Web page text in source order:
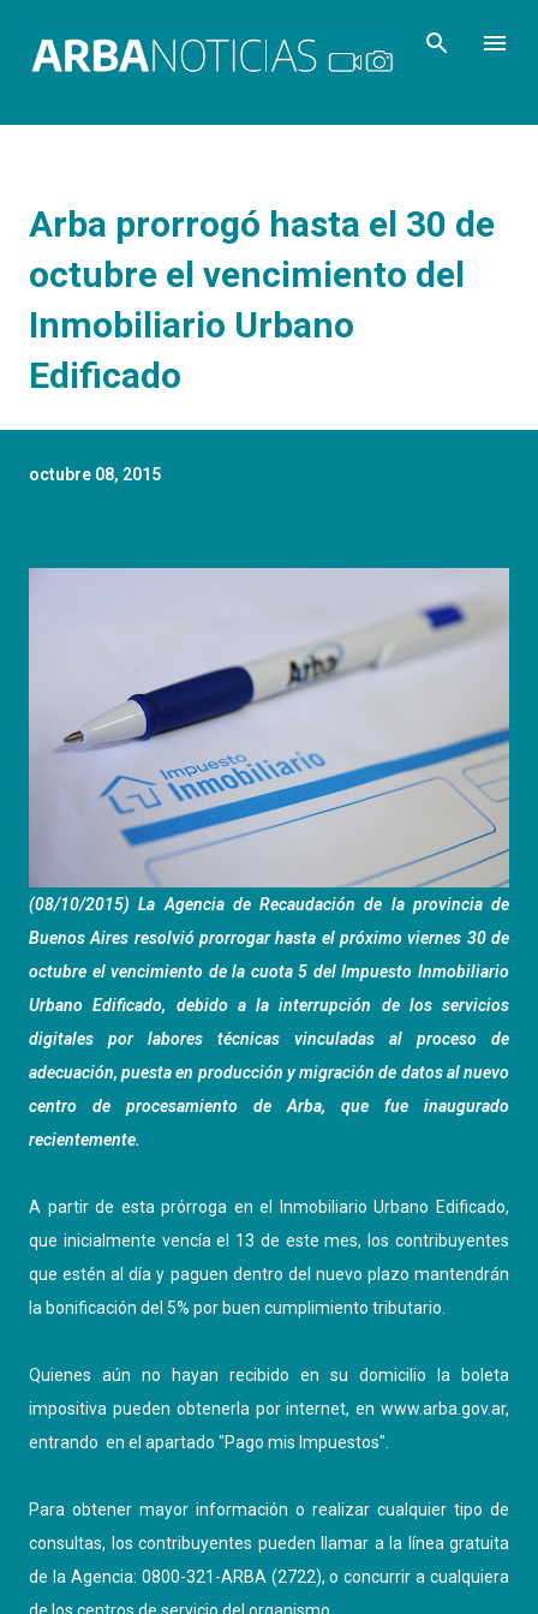
Arba prorrogó hasta el 30 de
octubre el vencimiento del
Inmobiliario Urbano
Edificado
octubre 08, 2015
(08/10/2015) La Agencia de Recaudación de la provincia de
Buenos Aires resolvió prorrogar hasta el próximo viernes 30 de
octubre el vencimiento de la cuota 5 del Impuesto Inmobiliario
Urbano Edificado, debido a la interrupción de los servicios
digitales por labores técnicas vinculadas al proceso de
adecuación, puesta en producción y migración de datos al nuevo
centro de procesamiento de Arba, que fue inaugurado
recientemente.
A partir de esta prórroga en el Inmobiliario Urbano Edificado,
que inicialmente vencía el 13 de este mes, los contribuyentes
que estén al día y paguen dentro del nuevo plazo mantendrán
la bonificación del 5% por buen cumplimiento tributario.
Quienes aún no hayan recibido en su domicilio la boleta
impositiva pueden obtenerla por internet, en www.arba.gov.ar,
entrando en el apartado "Pago mis Impuestos".
Para obtener mayor información o realizar cualquier tipo de
consultas, los contribuyentes pueden llamar a la línea gratuita
de la Agencia: 0800-321-ARBA (2722), o concurrir a cualquiera
de los centros de servicio del organismo.